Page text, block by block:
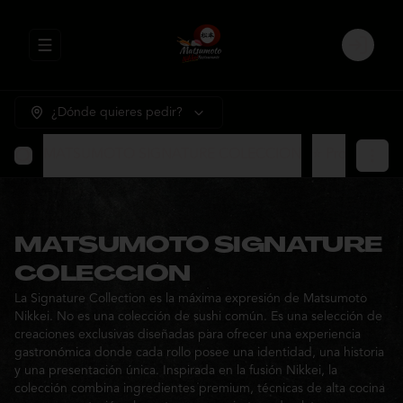
Abrir menu de navegación Login
¿Dónde quieres pedir?
MATSUMOTO SIGNATURE
COLECCION
La Signature Collection es la máxima expresión de Matsumoto
Nikkei. No es una colección de sushi común. Es una selección de
creaciones exclusivas diseñadas para ofrecer una experiencia
gastronómica donde cada rollo posee una identidad, una historia
y una presentación única. Inspirada en la fusión Nikkei, la
colección combina ingredientes premium, técnicas de alta cocina